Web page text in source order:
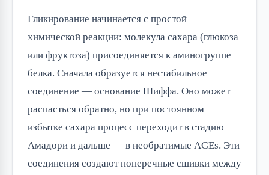
Гликирование начинается с простой
химической реакции: молекула сахара (глюкоза
или фруктоза) присоединяется к аминогруппе
белка. Сначала образуется нестабильное
соединение — основание Шиффа. Оно может
распасться обратно, но при постоянном
избытке сахара процесс переходит в стадию
Амадори и дальше — в необратимые AGEs. Эти
соединения создают поперечные сшивки между